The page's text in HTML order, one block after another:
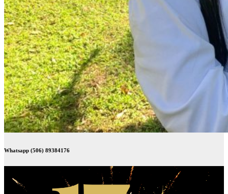
Whatsapp (506) 89384176